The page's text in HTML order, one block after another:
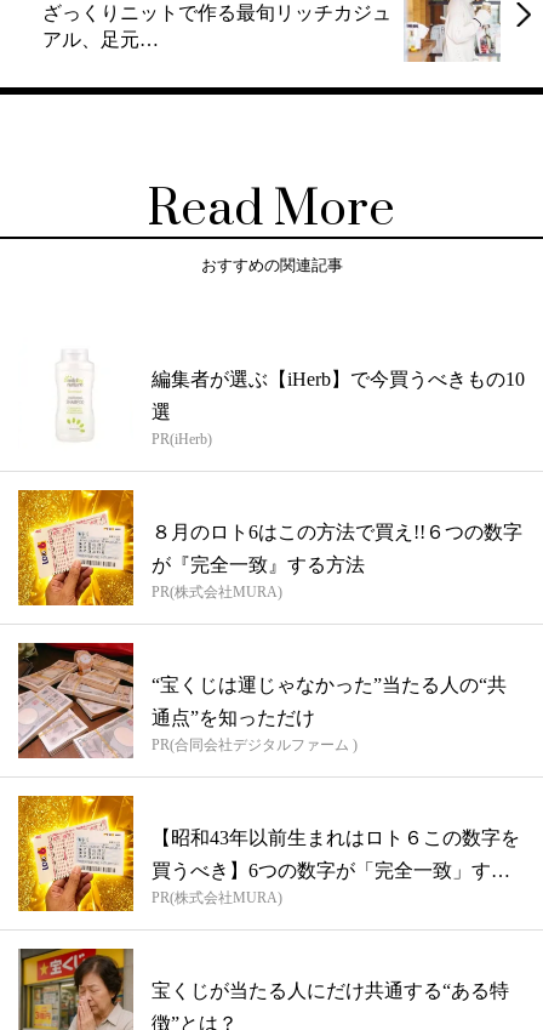
ざっくりニットで作る最旬リッチカジュ
アル、足元…
Read More
おすすめの関連記事
編集者が選ぶ【iHerb】で今買うべきもの10
選
PR(iHerb)
８月のロト6はこの方法で買え!!６つの数字
が『完全一致』する方法
PR(株式会社MURA)
“宝くじは運じゃなかった”当たる人の“共
通点”を知っただけ
PR(合同会社デジタルファーム )
【昭和43年以前生まれはロト６この数字を
買うべき】6つの数字が「完全一致」する
方...
PR(株式会社MURA)
宝くじが当たる人にだけ共通する“ある特
徴”とは？